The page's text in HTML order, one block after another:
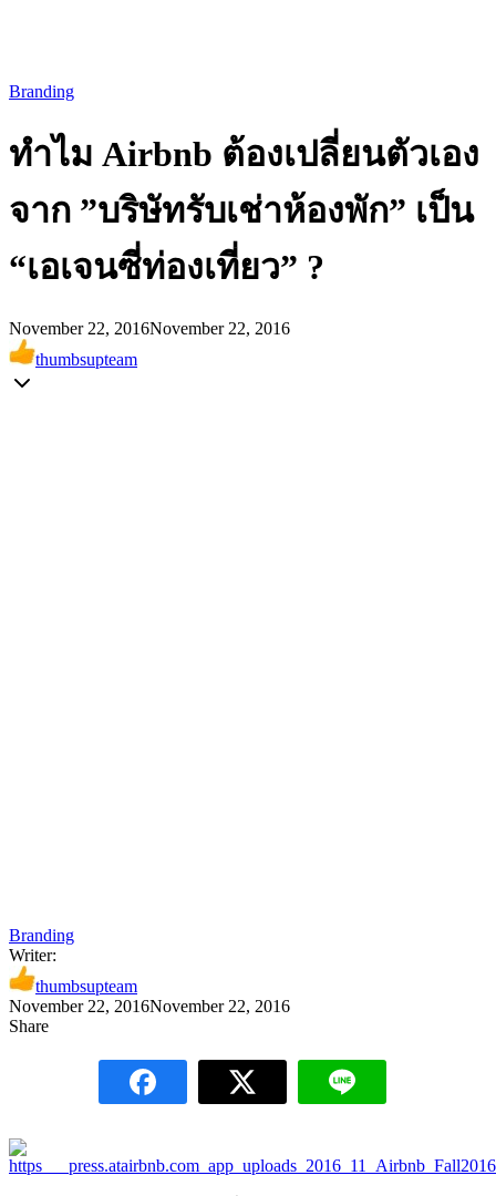
Branding
ทำไม Airbnb ต้องเปลี่ยนตัวเอง
จาก ”บริษัทรับเช่าห้องพัก” เป็น
“เอเจนซี่ท่องเที่ยว” ?
November 22, 2016November 22, 2016
thumbsupteam
Branding
Writer:
thumbsupteam
November 22, 2016November 22, 2016
Share